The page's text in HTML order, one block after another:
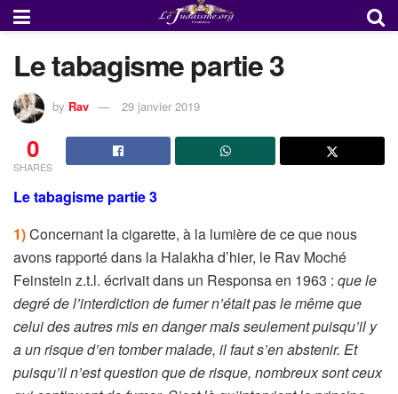
Le tabagisme partie 3
by Rav 29 janvier 2019
0
SHARES
Le tabagisme partie 3
1)Concernant la cigarette, à la lumière de ce que nous
avons rapporté dans la Halakha d’hier, le Rav Moché
Feinstein z.t.l. écrivait dans un Responsa en 1963 : que le
degré de l’interdiction de fumer n’était pas le même que
celui des autres mis en danger mais seulement puisqu’il y
a un risque d’en tomber malade, il faut s’en abstenir. Et
puisqu’il n’est question que de risque, nombreux sont ceux